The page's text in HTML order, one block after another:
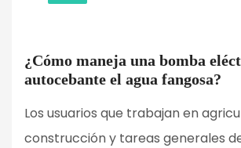
¿Cómo maneja una bomba
autocebante el agua fangosa?
Los usuarios que trabajan en
construcción y tareas generales